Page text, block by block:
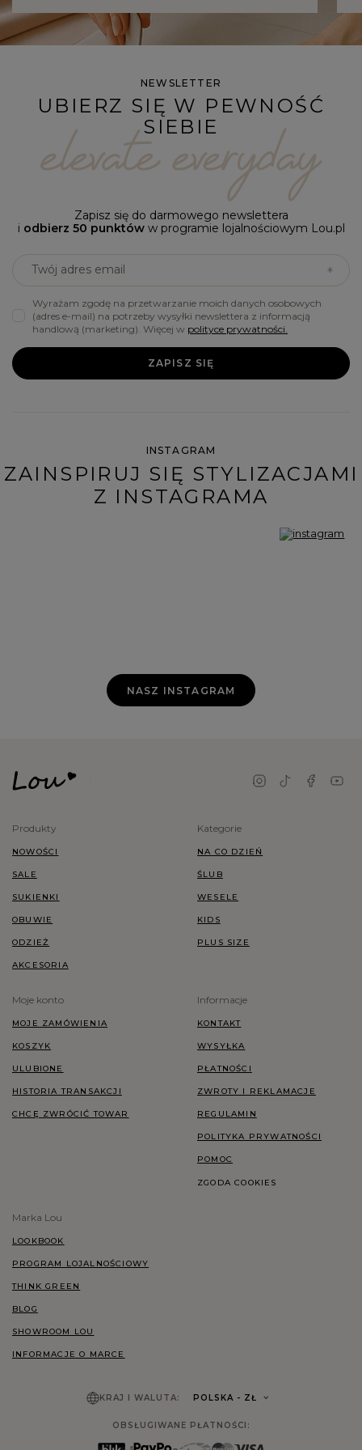
NEWSLETTER
UBIERZ SIĘ W PEWNOŚĆ
SIEBIE
Zapisz się do darmowego newslettera
i odbierz 50 punktóww programie lojalnościowym Lou.pl
Twój adres email
Wyrażam zgodę na przetwarzanie moich danych osobowych
(adres e-mail) na potrzeby wysyłki newslettera z informacją
handlową (marketing). Więcej w polityce prywatności.
ZAPISZ SIĘ
INSTAGRAM
ZAINSPIRUJ SIĘ STYLIZACJAMI
Z INSTAGRAMA
NASZ INSTAGRAM
Produkty
NOWOŚCI
SALE
SUKIENKI
OBUWIE
ODZIEŻ
AKCESORIA
Kategorie
NA CO DZIEŃ
ŚLUB
WESELE
KIDS
PLUS SIZE
Moje konto
MOJE ZAMÓWIENIA
KOSZYK
ULUBIONE
HISTORIA TRANSAKCJI
CHCĘ ZWRÓCIĆ TOWAR
Informacje
KONTAKT
WYSYŁKA
PŁATNOŚCI
ZWROTY I REKLAMACJE
REGULAMIN
POLITYKA PRYWATNOŚCI
POMOC
ZGODA COOKIES
Marka Lou
LOOKBOOK
PROGRAM LOJALNOŚCIOWY
THINK GREEN
BLOG
SHOWROOM LOU
INFORMACJE O MARCE
KRAJ I WALUTA: POLSKA - ZŁ
OBSŁUGIWANE PŁATNOŚCI: